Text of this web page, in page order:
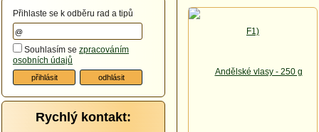
Přihlaste se k odběru rad a tipů
Souhlasím se zpracováním
osobních údajů
Rychlý kontakt: